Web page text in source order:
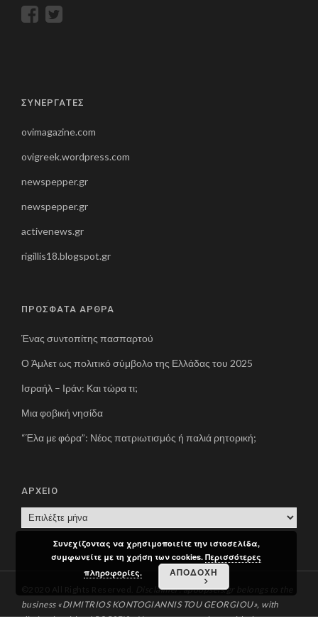
ΣΥΝΕΡΓΑΤΕΣ
ovimagazine.com
ovigreek.wordpress.com
newspepper.gr
newspepper.gr
activenews.gr
rigillis18.blogspot.gr
ΠΡΟΣΦΑΤΑ ΑΡΘΡΑ
Ένας συντοπίτης πασπαρτού
Ο Άμλετ ως πολιτικό σύμβολο της Ελλάδας του 2025
Ισραήλ – Ιράν: Και τώρα τι;
Μια φοβική νησίδα
“Έλα με φόρα”: Νέος πατριωτισμός ή παλιά ρητορική;
ΑΡΧΕΙΟ
Ρ
Ο
Disclaimer: apoopseis.gr belongs to the
business «DIMITRIOS KONTOGIANNIS TOU GEORGIOU», with
Συνεχίζοντας να χρησιμοποιείτε την ιστοσελίδα,
συμφωνείτε με τη χρήση των cookies.Περισσότερες
πληροφορίες.
ΑΠΟΔΟΧΗ